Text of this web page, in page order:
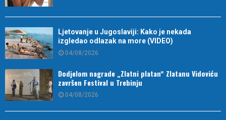
Ljetovanje u Jugoslaviji: Kako je nekada
izgledao odlazak na more (VIDEO)
04/08/2026
Dodjelom nagrade „Zlatni platan“ Zlatanu Vidoviću
završen Festival u Trebinju
04/08/2026